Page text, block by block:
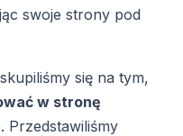
swoje strony pod
się na tym,
w stronę
Przedstawiliśmy